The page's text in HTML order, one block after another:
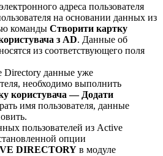
адреса пользователя
на основании данных из
команды Створити картку
з AD. Данные об
из соответствующего поля
Directory данные уже
необходимо выполнить
користувача — Додати
имя пользователя, данные
пользователей из Active
опции
DIRECTORY в модуле